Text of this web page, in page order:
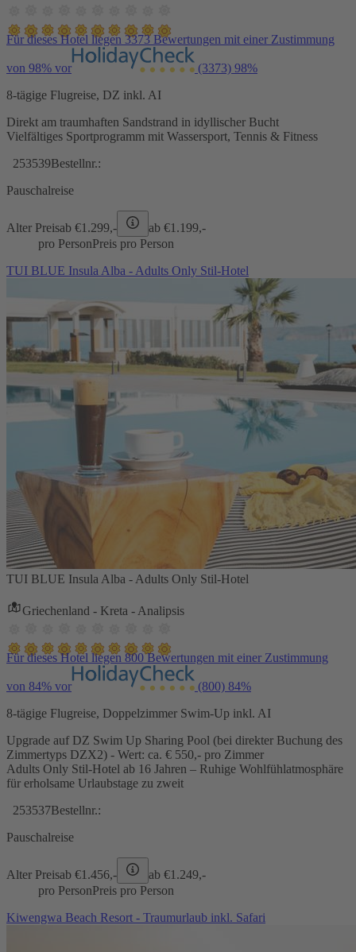
Für dieses Hotel liegen 3373 Bewertungen mit einer Zustimmung
von 98% vor (3373) 98%
8-tägige Flugreise, DZ inkl. AI
Direkt am traumhaften Sandstrand in idyllischer Bucht
Vielfältiges Sportprogramm mit Wassersport, Tennis & Fitness
253539Bestellnr.:
Pauschalreise
Alter Preisab €1.299,- ab €1.199,-
pro PersonPreis pro Person
TUI BLUE Insula Alba - Adults Only Stil-Hotel
TUI BLUE Insula Alba - Adults Only Stil-Hotel
Griechenland - Kreta - Analipsis
Für dieses Hotel liegen 800 Bewertungen mit einer Zustimmung
von 84% vor (800) 84%
8-tägige Flugreise, Doppelzimmer Swim-Up inkl. AI
Upgrade auf DZ Swim Up Sharing Pool (bei direkter Buchung des
Zimmertyps DZX2) - Wert: ca. € 550,- pro Zimmer
Adults Only Stil-Hotel ab 16 Jahren – Ruhige Wohlfühlatmosphäre
für erholsame Urlaubstage zu zweit
253537Bestellnr.:
Pauschalreise
Alter Preisab €1.456,- ab €1.249,-
pro PersonPreis pro Person
Kiwengwa Beach Resort - Traumurlaub inkl. Safari